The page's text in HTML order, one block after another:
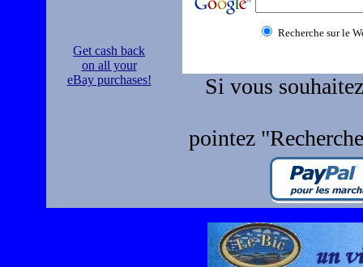
Get cash back
on all your
eBay purchases!
Recherche sur le
Si vous
pointez